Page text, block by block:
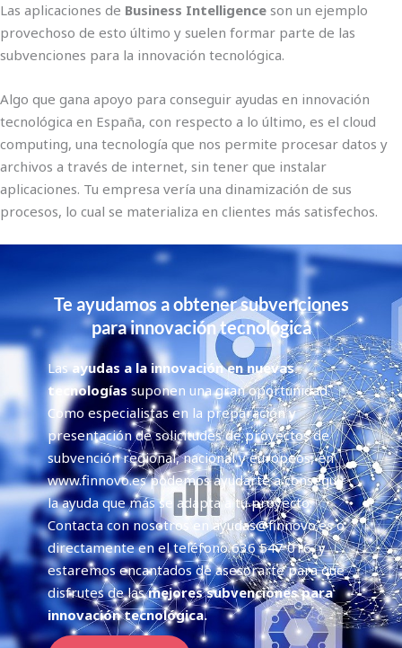
Las aplicaciones de Business Intelligence son un ejemplo
provechoso de esto último y suelen formar parte de las
subvenciones para la innovación tecnológica.
Algo que gana apoyo para conseguir ayudas en innovación
tecnológica en España, con respecto a lo último, es el cloud
computing, una tecnología que nos permite procesar datos y
archivos a través de internet, sin tener que instalar
aplicaciones. Tu empresa vería una dinamización de sus
procesos, lo cual se materializa en clientes más satisfechos.
Te ayudamos a obtener subvenciones
para innovación tecnológica
Lasayudas a la innovación en nuevas
tecnologías suponen una gran oportunidad.
Como especialistas en la preparación y
presentación de solicitudes de proyectos de
subvención regional, nacional y europeos, en
www.finnovo.es podemos ayudarte a conseguir
la ayuda que más se adapta a tu proyecto.
Contacta con nosotros en ayudas@finnovo.es o
directamente en el teléfono 636 547 016, y
estaremos encantados de asesorarte para que
disfrutes de lasmejores subvenciones para
innovación tecnológica.